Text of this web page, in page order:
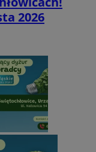
2026